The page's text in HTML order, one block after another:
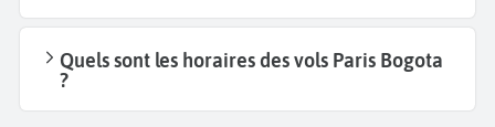
Quels sont les horaires des vols Paris Bogota
?